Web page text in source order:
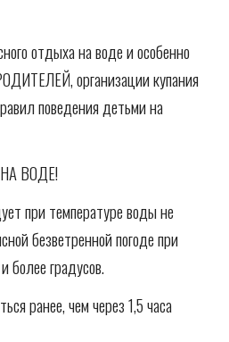
отдыха на воде и особенно
организации купания
поведения детьми на
ВОДЕ!
при температуре воды не
безветренной погоде при
более градусов.
ранее, чем через 1,5 часа